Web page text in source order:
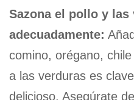
Sazona el pollo y las
adecuadamente:
comino, orégano,
a las verduras es
delicioso. Asegúrate